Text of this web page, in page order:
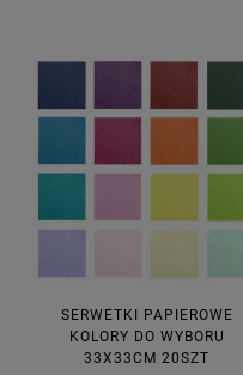
SERWETKI PAPIEROWE
KOLORY DO WYBORU
33X33CM 20SZT